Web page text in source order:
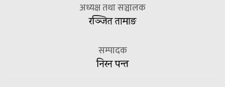
अध्यक्ष तथा सञ्चालक
रञ्जित तामाङ
सम्पादक
निरन पन्त